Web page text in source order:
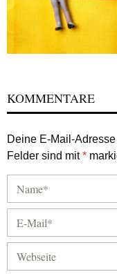
KOMMENTARE
Deine E-Mail-
Felder sind mit*